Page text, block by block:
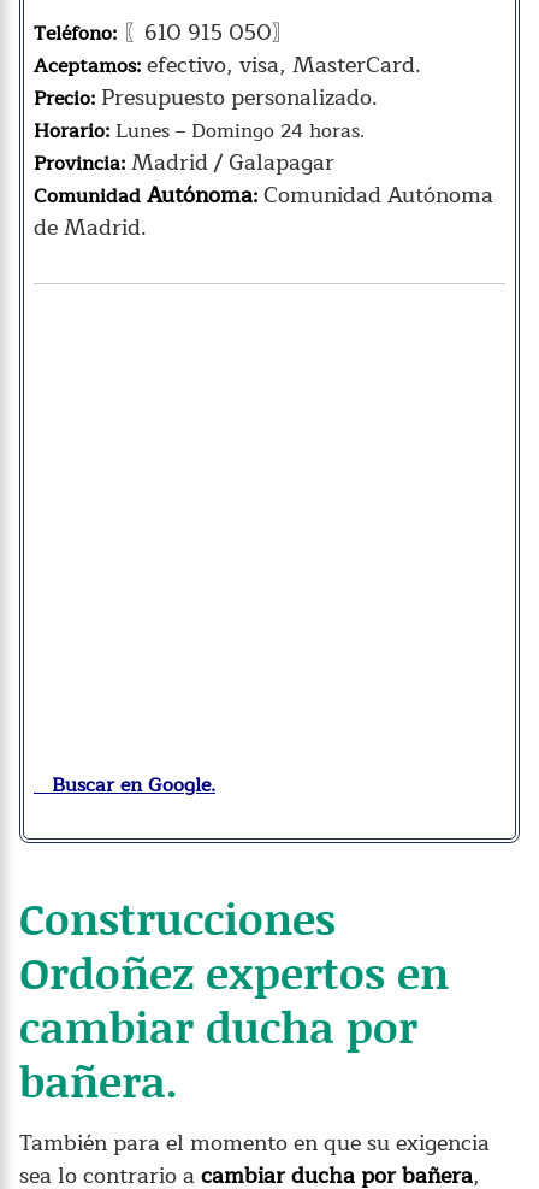
Teléfono: 〖610 915 050〗
Aceptamos:efectivo, visa, MasterCard.
Precio: Presupuesto personalizado.
Horario: Lunes – Domingo 24 horas.
Provincia:Madrid / Galapagar
ComunidadAutónoma:Comunidad Autónoma
de Madrid.
Buscar en Google.
Construcciones
Ordoñez expertos en
cambiar ducha por
bañera.
También para el momento en que su exigencia
sea lo contrario acambiar ducha por bañera,